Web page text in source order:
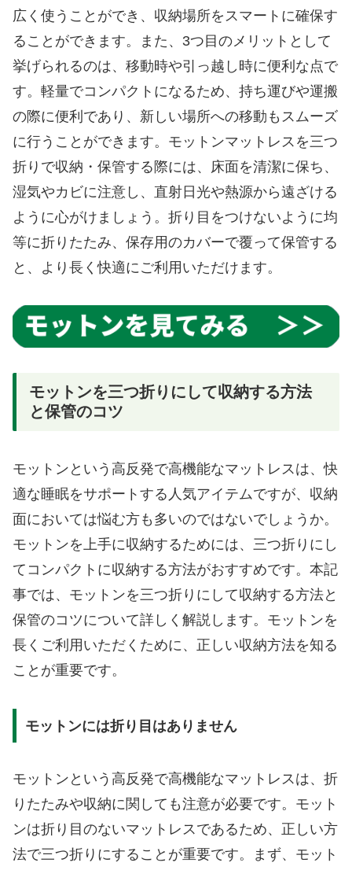
広く使うことができ、収納場所をスマートに確保す
ることができます。また、3つ目のメリットとして
挙げられるのは、移動時や引っ越し時に便利な点で
す。軽量でコンパクトになるため、持ち運びや運搬
の際に便利であり、新しい場所への移動もスムーズ
に行うことができます。モットンマットレスを三つ
折りで収納・保管する際には、床面を清潔に保ち、
湿気やカビに注意し、直射日光や熱源から遠ざける
ように心がけましょう。折り目をつけないように均
等に折りたたみ、保存用のカバーで覆って保管する
と、より長く快適にご利用いただけます。
モットンを三つ折りにして収納する方法
と保管のコツ
モットンという高反発で高機能なマットレスは、快
適な睡眠をサポートする人気アイテムですが、収納
面においては悩む方も多いのではないでしょうか。
モットンを上手に収納するためには、三つ折りにし
てコンパクトに収納する方法がおすすめです。本記
事では、モットンを三つ折りにして収納する方法と
保管のコツについて詳しく解説します。モットンを
長くご利用いただくために、正しい収納方法を知る
ことが重要です。
モットンには折り目はありません
モットンという高反発で高機能なマットレスは、折
りたたみや収納に関しても注意が必要です。モット
ンは折り目のないマットレスであるため、正しい方
法で三つ折りにすることが重要です。まず、モット